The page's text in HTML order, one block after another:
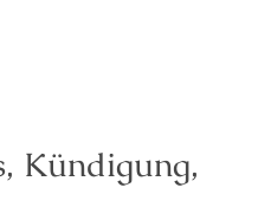
Kündigung,